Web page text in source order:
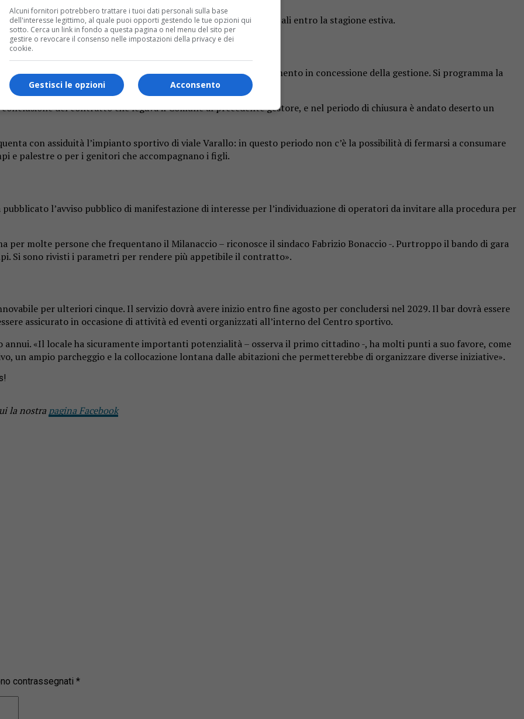
un primo bando deserto, si programma la riapertura dei locali entro la stagione estiva.
bar del Milanaccio
di Borgosesia ha infatti pubblicato l’avviso per l’affidamento in concessione della gestione. Si programma la
del contratto che legava il Comune al precedente gestore, e nel periodo di chiusura è andato deserto un
con assiduità l’impianto sportivo di viale Varallo: in questo periodo non c’è la possibilità di fermarsi a consumare
e palestre o per i genitori che accompagnano i figli.
l’avviso pubblico di manifestazione di interesse per l’individuazione di operatori da invitare alla procedura per
per molte persone che frequentano il Milanaccio – riconosce il sindaco Fabrizio Bonaccio -. Purtroppo il bando di gara
Si sono rivisti i parametri per rendere più appetibile il contratto».
per ulteriori cinque. Il servizio dovrà avere inizio entro fine agosto per concludersi nel 2029. Il bar dovrà essere
assicurato in occasione di attività ed eventi organizzati all’interno del Centro sportivo.
annui. «Il locale ha sicuramente importanti potenzialità – osserva il primo cittadino -, ha molti punti a suo favore, come
un ampio parcheggio e la collocazione lontana dalle abitazioni che permetterebbe di organizzare diverse iniziative».
la nostra pagina Facebook
contrassegnati *
Alcuni fornitori potrebbero trattare i tuoi dati personali sulla base
dell'interesse legittimo, al quale puoi opporti gestendo le tue opzioni qui
sotto. Cerca un link in fondo a questa pagina o nel menu del sito per
gestire o revocare il consenso nelle impostazioni della privacy e dei
cookie.
Acconsento
Gestisci le opzioni